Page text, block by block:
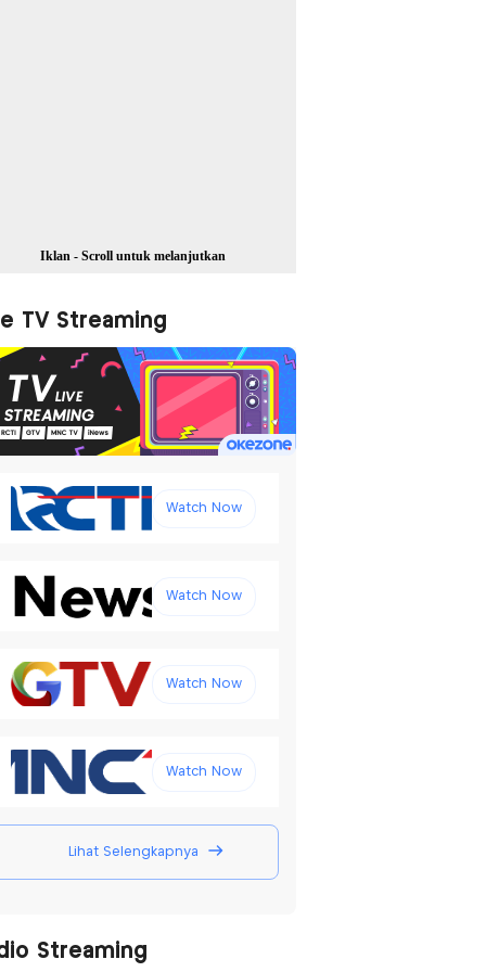
Iklan - Scroll untuk melanjutkan
TV Streaming
Watch Now
Watch Now
Watch Now
Watch Now
Lihat Selengkapnya
Streaming